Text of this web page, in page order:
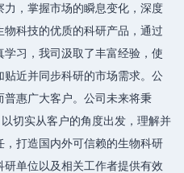
，掌握市场的瞬息变化，深度
科技的优质的科研产品，通过
习，我司汲取了丰富经验，使
近并同步科研的市场需求。公
惠广大客户。公司未来将秉
切实从客户的角度出发，理解并
打造国内外可信赖的生物科研
单位以及相关工作者提供有效